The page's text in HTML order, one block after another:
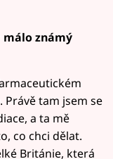
málo známý
Právě tam jsem se
a ta mě
co chci dělat.
Británie, která